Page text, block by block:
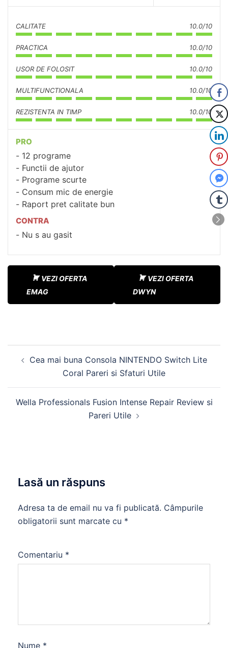
CALITATE 10.0/10
PRACTICA 10.0/10
USOR DE FOLOSIT 10.0/10
MULTIFUNCTIONALA 10.0/10
REZISTENTA IN TIMP 10.0/10
PRO
12 programe
Functii de ajutor
Programe scurte
Consum mic de energie
Raport pret calitate bun
CONTRA
Nu s au gasit
VEZI OFERTA
EMAG
VEZI OFERTA
DWYN
Cea mai buna Consola NINTENDO Switch Lite
Coral Pareri si Sfaturi Utile
Wella Professionals Fusion Intense Repair Review si
Pareri Utile
Lasă un răspuns
Adresa ta de email nu va fi publicată. Câmpurile
obligatorii sunt marcate cu *
Comentariu *
Nume *